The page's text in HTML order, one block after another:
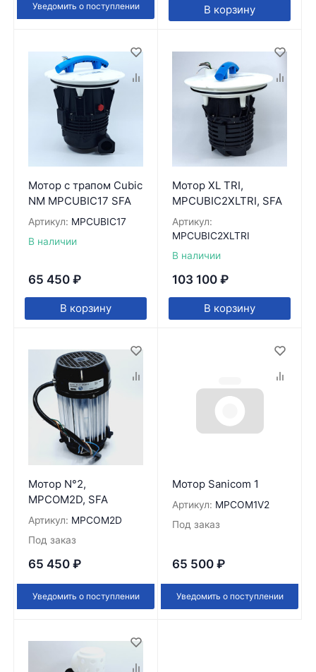
Уведомить о поступлении В корзину
Мотор с трапом Cubic
NM MPCUBIC17 SFA
Артикул: MPCUBIC17
В наличии
65 450 ₽
В корзину
Мотор XL TRI,
MPCUBIC2XLTRI, SFA
Артикул:
MPCUBIC2XLTRI
В наличии
103 100 ₽
В корзину
Мотор N°2,
MPCOM2D, SFA
Артикул: MPCOM2D
Под заказ
65 450 ₽
Уведомить о поступлении
Мотор Sanicom 1
Артикул: MPCOM1V2
Под заказ
65 500 ₽
Уведомить о поступлении